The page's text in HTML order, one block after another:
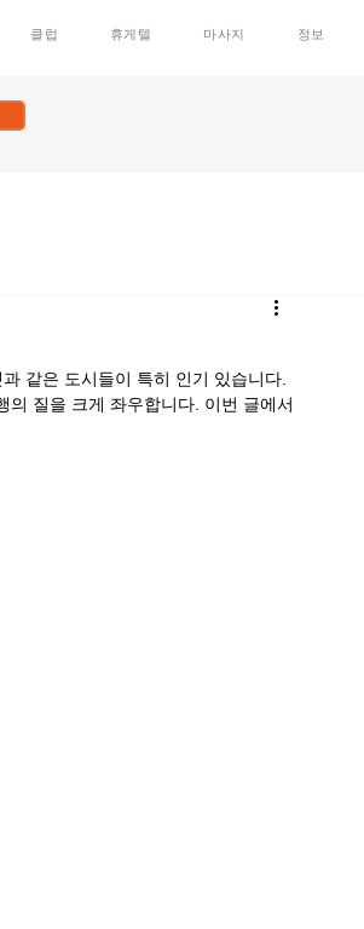
클럽 휴게텔 마사지 정보
같은 도시들이 특히 인기 있습니다.
의 질을 크게 좌우합니다. 이번 글에서